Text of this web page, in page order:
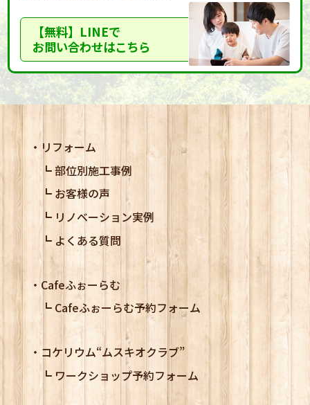
【無料】LINEで
お問い合わせはこちら
リフォーム
部位別施工事例
お客様の声
リノベーション実例
よくある質問
Cafeふぉーらむ
Cafeふぉーらむ予約フォーム
コケリウム“ムスキオクラブ”
ワークショップ予約フォーム